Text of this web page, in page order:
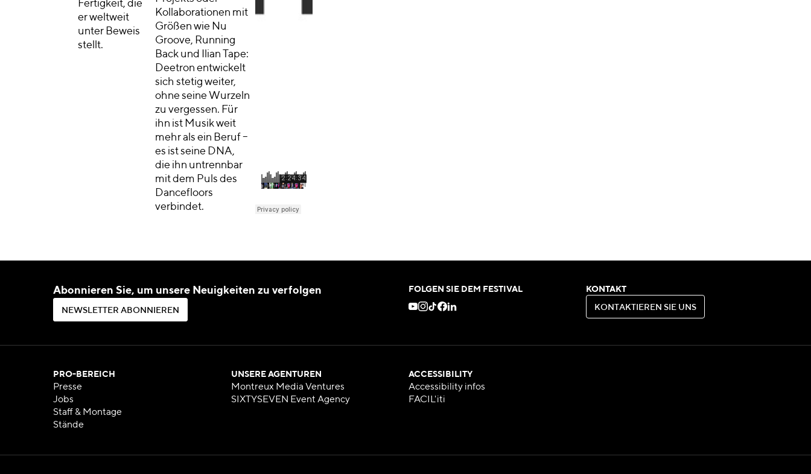
Fertigkeit, die
er weltweit
unter Beweis
stellt.
Kollaborationen mit
Größen wie Nu
Groove, Running
Back und Ilian Tape:
Deetron entwickelt
sich stetig weiter,
ohne seine Wurzeln
zu vergessen. Für
ihn ist Musik weit
mehr als ein Beruf –
es ist seine DNA,
die ihn untrennbar
mit dem Puls des
Dancefloors
verbindet.
Abonnieren Sie, um unsere Neuigkeiten zu verfolgen
N EWS L ETT E R A BO N N E R E N
NEWSLETTER ABONNIEREN
FOLGEN SIE DEM FESTIVAL KONTAKT
KO NTA KT E R E N S E U NS
KONTAKTIEREN SIE UNS
PRO-BEREICH
Presse
Jobs
Staff & Montage
Stände
UNSERE AGENTUREN
Montreux Media Ventures
SIXTYSEVEN Event Agency
ACCESSIBILITY
Accessibility infos
FACIL'iti